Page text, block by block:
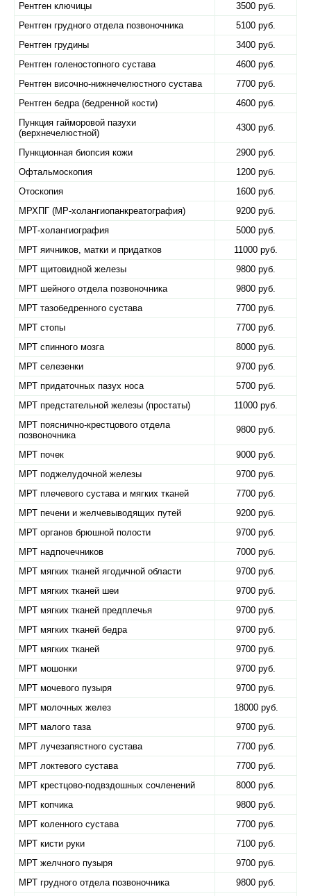
Рентген ключицы
3500 руб.
Рентген грудного отдела позвоночника
5100 руб.
Рентген грудины
3400 руб.
Рентген голеностопного сустава
4600 руб.
Рентген височно-нижнечелюстного сустава
7700 руб.
Рентген бедра (бедренной кости)
4600 руб.
Пункция гайморовой пазухи
(верхнечелюстной)
4300 руб.
Пункционная биопсия кожи
2900 руб.
Офтальмоскопия
1200 руб.
Отоскопия
1600 руб.
МРХПГ (МР-холангиопанкреатография)
9200 руб.
МРТ-холангиография
5000 руб.
МРТ яичников, матки и придатков
11000 руб.
МРТ щитовидной железы
9800 руб.
МРТ шейного отдела позвоночника
9800 руб.
МРТ тазобедренного сустава
7700 руб.
МРТ стопы
7700 руб.
МРТ спинного мозга
8000 руб.
МРТ селезенки
9700 руб.
МРТ придаточных пазух носа
5700 руб.
МРТ предстательной железы (простаты)
11000 руб.
МРТ пояснично-крестцового отдела
позвоночника
9800 руб.
МРТ почек
9000 руб.
МРТ поджелудочной железы
9700 руб.
МРТ плечевого сустава и мягких тканей
7700 руб.
МРТ печени и желчевыводящих путей
9200 руб.
МРТ органов брюшной полости
9700 руб.
МРТ надпочечников
7000 руб.
МРТ мягких тканей ягодичной области
9700 руб.
МРТ мягких тканей шеи
9700 руб.
МРТ мягких тканей предплечья
9700 руб.
МРТ мягких тканей бедра
9700 руб.
МРТ мягких тканей
9700 руб.
МРТ мошонки
9700 руб.
МРТ мочевого пузыря
9700 руб.
МРТ молочных желез
18000 руб.
МРТ малого таза
9700 руб.
МРТ лучезапястного сустава
7700 руб.
МРТ локтевого сустава
7700 руб.
МРТ крестцово-подвздошных сочленений
8000 руб.
МРТ копчика
9800 руб.
МРТ коленного сустава
7700 руб.
МРТ кисти руки
7100 руб.
МРТ желчного пузыря
9700 руб.
МРТ грудного отдела позвоночника
9800 руб.